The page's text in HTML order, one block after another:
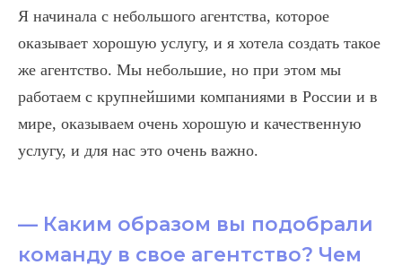
Я начинала с небольшого агентства, которое
оказывает хорошую услугу, и я хотела создать такое
же агентство. Мы небольшие, но при этом мы
работаем с крупнейшими компаниями в России и в
мире, оказываем очень хорошую и качественную
услугу, и для нас это очень важно.
— Каким образом вы подобрали
команду в свое агентство? Чем